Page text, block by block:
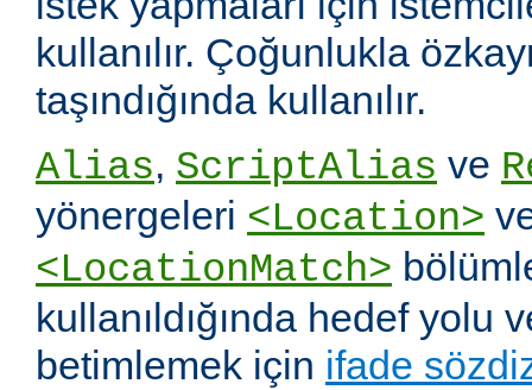
kullanılır. Çoğunlukla
taşındığında kullanılır.
Alias, ScriptAlias ve
yönergeleri <Location>
<LocationMatch>
kullanıldığında hedef yolu
betimlemek için ifade